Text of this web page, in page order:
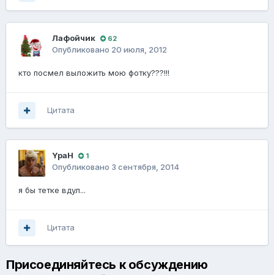
Лафойчик 62
Опубликовано 20 июля, 2012
кто посмел выложить мою фотку???!!!
Цитата
YpaH 1
Опубликовано 3 сентября, 2014
я бы тетке вдул...
Цитата
Присоединяйтесь к обсуждению